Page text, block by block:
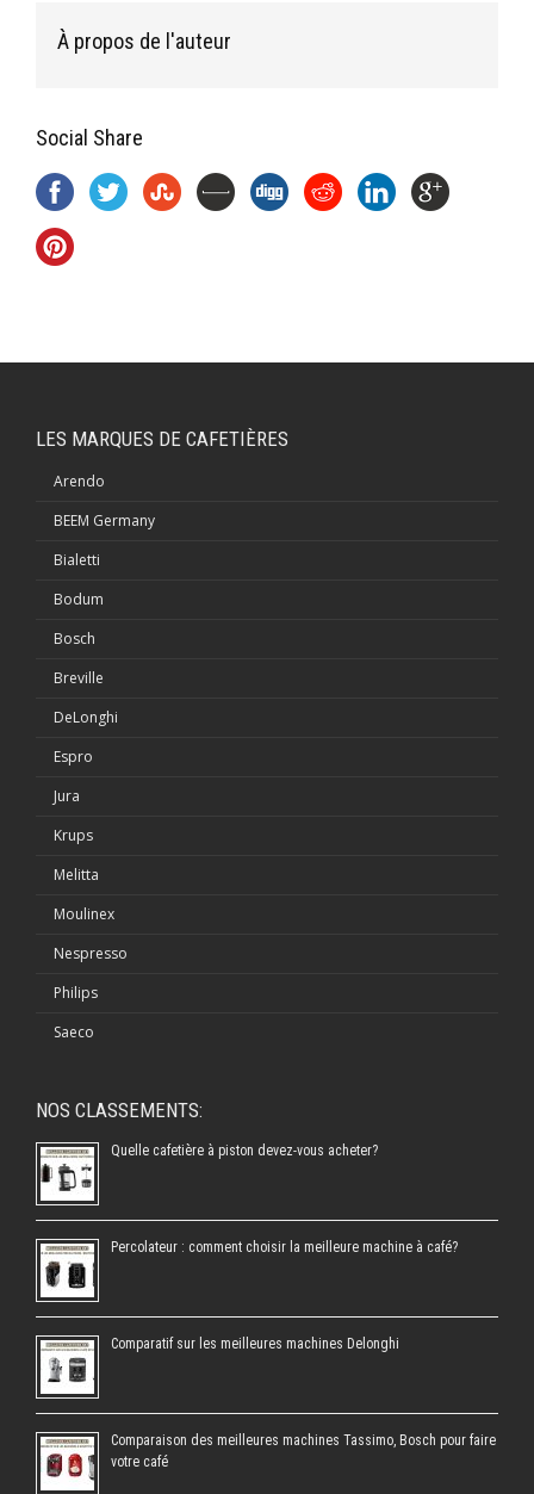
À propos de l'auteur
Social Share
LES MARQUES DE CAFETIÈRES
Arendo
BEEM Germany
Bialetti
Bodum
Bosch
Breville
DeLonghi
Espro
Jura
Krups
Melitta
Moulinex
Nespresso
Philips
Saeco
NOS CLASSEMENTS:
Quelle cafetière à piston devez-vous acheter?
Percolateur : comment choisir la meilleure machine à café?
Comparatif sur les meilleures machines Delonghi
Comparaison des meilleures machines Tassimo, Bosch pour faire
votre café